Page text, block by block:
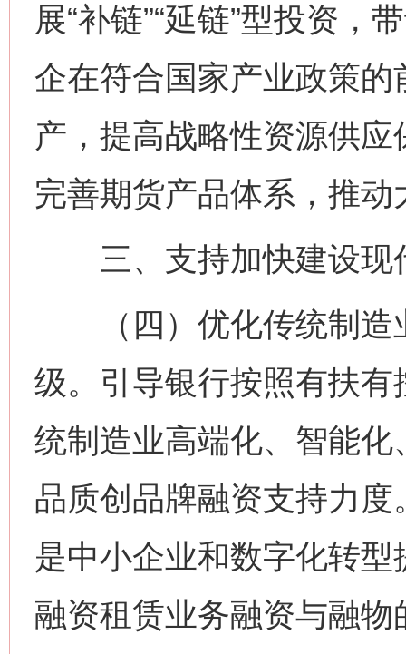
展“补链”“延链”型投资，
企在符合国家产业政策
产，提高战略性资源供
完善期货产品体系，推
三、支持加快建设现
（四）优化传统制造
级。引导银行按照有扶
统制造业高端化、智能
品质创品牌融资支持力
是中小企业和数字化转
融资租赁业务融资与融